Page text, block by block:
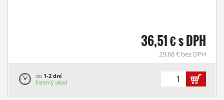
36,51 € s DPH
29,68 € bez DPH
do 1-2 dní
Externý sklad